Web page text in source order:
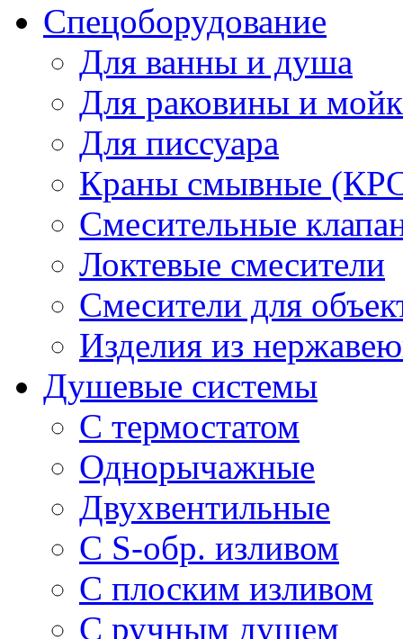
Спецоборудование
Для ванны и душа
Для раковины и
Для писсуара
Краны смывные
Смесительные
Локтевые смесители
Смесители для
Изделия из
Душевые системы
С термостатом
Однорычажные
Двухвентильные
С S-обр. изливом
С плоским изливом
С ручным душем